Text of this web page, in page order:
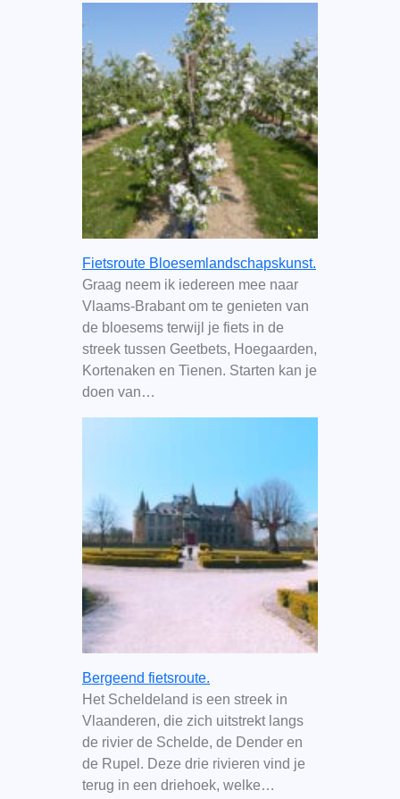
Fietsroute Bloesemlandschapskunst.
Graag neem ik iedereen mee naar
Vlaams-Brabant om te genieten van
de bloesems terwijl je fiets in de
streek tussen Geetbets, Hoegaarden,
Kortenaken en Tienen. Starten kan je
doen van…
Bergeend fietsroute.
Het Scheldeland is een streek in
Vlaanderen, die zich uitstrekt langs
de rivier de Schelde, de Dender en
de Rupel. Deze drie rivieren vind je
terug in een driehoek, welke…